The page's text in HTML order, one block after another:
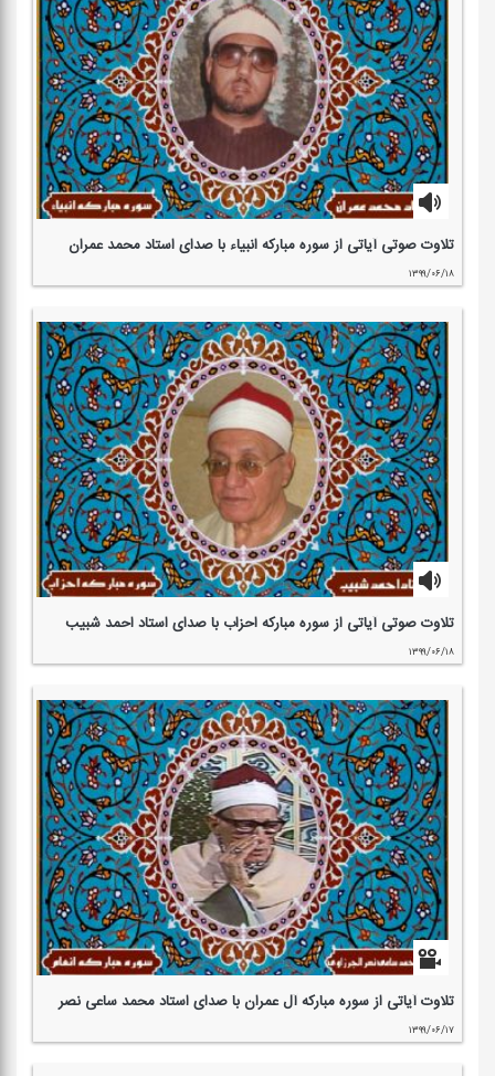
تلاوت صوتی آیاتی از سوره مباركه انبیاء با صدای استاد محمد عمران
۱۳۹۹/۰۶/۱۸
تلاوت صوتی آیاتی از سوره مباركه احزاب با صدای استاد احمد شبیب
۱۳۹۹/۰۶/۱۸
تلاوت آیاتی از سوره مباركه آل عمران با صدای استاد محمد ساعی نصر
۱۳۹۹/۰۶/۱۷